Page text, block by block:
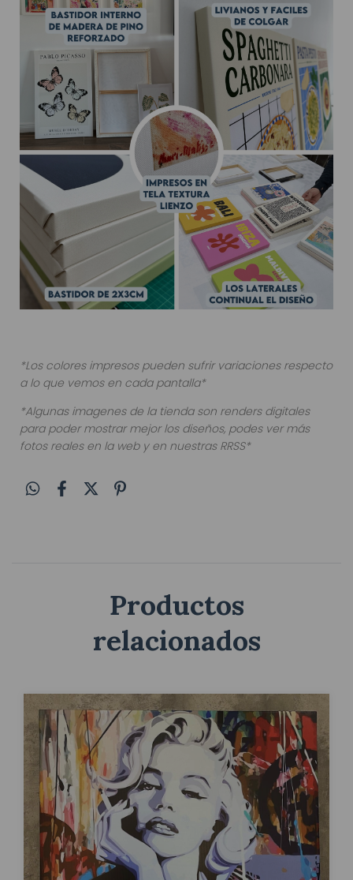
*Los colores impresos pueden sufrir variaciones respecto
a lo que vemos en cada pantalla*
*Algunas imagenes de la tienda son renders digitales
para poder mostrar mejor los diseños, podes ver más
fotos reales en la web y en nuestras RRSS*
Productos
relacionados